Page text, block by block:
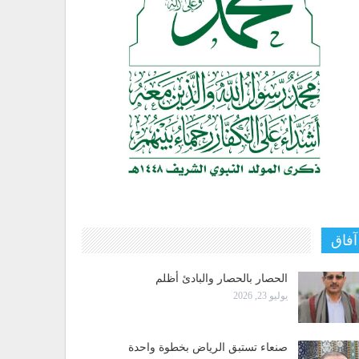
آفاق
الحصار بالحصار والبادئ أظلم
يوليو 23, 2026
صنعاء تستبق الرياض بخطوة واحدة